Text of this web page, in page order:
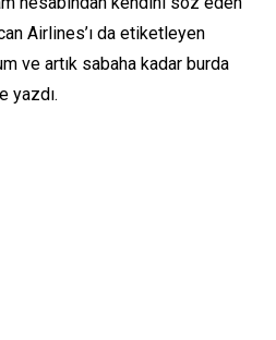
Airlines’ı da etiketleyen
ve artık sabaha kadar burda
yazdı.